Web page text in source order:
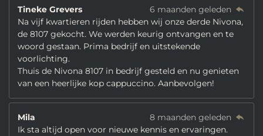
Tineke Grevers
6 maanden geleden
Na vijf kwartieren rijden hebben wij onze derde Nivona,
de 8107 gekocht. We werden keurig ontvangen en te
woord gestaan. Prima bedrijf en uitstekende
voorlichting.
Thuis de Nivona 8107 in bedrijf gesteld en nu genieten
van een heerlijke kop cappuccino. Aanbevolgen!
Mila
8 maanden geleden
Ik sta altijd open voor nieuwe kennis en ervaringen.